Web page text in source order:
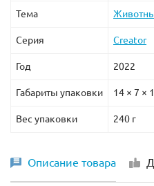
Тема
Серия Creator
Год 2022
Габариты упаковки 14 × 7 ×
Вес упаковки 240 г
Описание товара